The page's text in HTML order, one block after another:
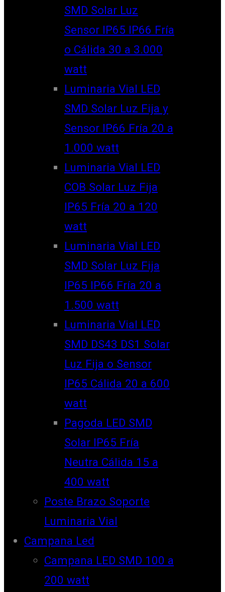
SMD Solar Luz
Sensor IP65 IP66 Fría
o Cálida 30 a 3.000
watt
Luminaria Vial LED
SMD Solar Luz Fija y
Sensor IP66 Fría 20 a
1.000 watt
Luminaria Vial LED
COB Solar Luz Fija
IP65 Fría 20 a 120
watt
Luminaria Vial LED
SMD Solar Luz Fija
IP65 IP66 Fría 20 a
1.500 watt
Luminaria Vial LED
SMD DS43 DS1 Solar
Luz Fija o Sensor
IP65 Cálida 20 a 600
watt
Pagoda LED SMD
Solar IP65 Fría
Neutra Cálida 15 a
400 watt
Poste Brazo Soporte
Luminaria Vial
Campana Led
Campana LED SMD 100 a
200 watt